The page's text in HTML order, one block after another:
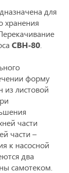
для
хранения
СВН-80
форму
из листовой
части
части –
к насосной
два
самотеком.